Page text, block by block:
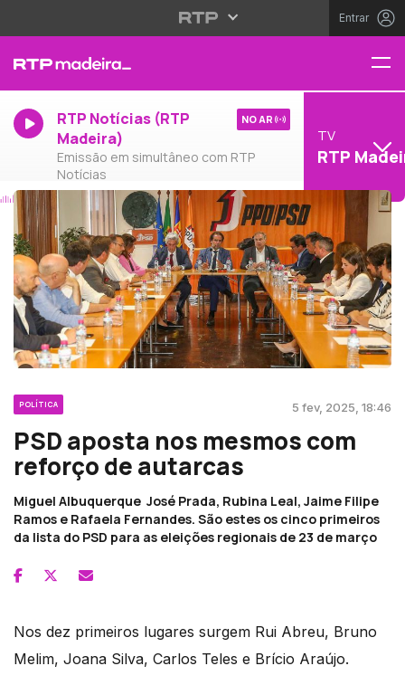
Entrar
RTP Notícias (RTP
Madeira)
Emissão em simultâneo com RTP
Notícias
NO AR
TV
RTP
POLÍTICA 5 fev, 2025, 18:46
PSD aposta nos mesmos com
reforço de autarcas
Miguel Albuquerque José Prada, Rubina Leal, Jaime Filipe
Ramos e Rafaela Fernandes. São estes os cinco primeiros
da lista do PSD para as eleições regionais de 23 de março
Nos dez primeiros lugares surgem Rui Abreu, Bruno
Melim, Joana Silva, Carlos Teles e Brício Araújo.